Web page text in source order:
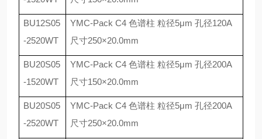
BU12S05
-2520WT
YMC-Pack C4 色谱柱 粒径5μm 孔径120A
尺寸250×20.0mm
BU20S05
-1520WT
YMC-Pack C4 色谱柱 粒径5μm 孔径200A
尺寸150×20.0mm
BU20S05
-2520WT
YMC-Pack C4 色谱柱 粒径5μm 孔径200A
尺寸250×20.0mm